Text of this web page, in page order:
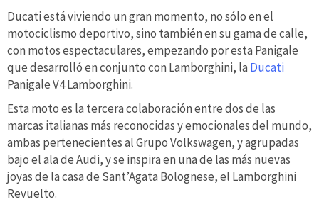
Ducati está viviendo un gran momento, no sólo en el
motociclismo deportivo, sino también en su gama de calle,
con motos espectaculares, empezando por esta Panigale
que desarrolló en conjunto con Lamborghini, la Ducati
Panigale V4 Lamborghini.
Esta moto es la tercera colaboración entre dos de las
marcas italianas más reconocidas y emocionales del mundo,
ambas pertenecientes al Grupo Volkswagen, y agrupadas
bajo el ala de Audi, y se inspira en una de las más nuevas
joyas de la casa de Sant’Agata Bolognese, el Lamborghini
Revuelto.